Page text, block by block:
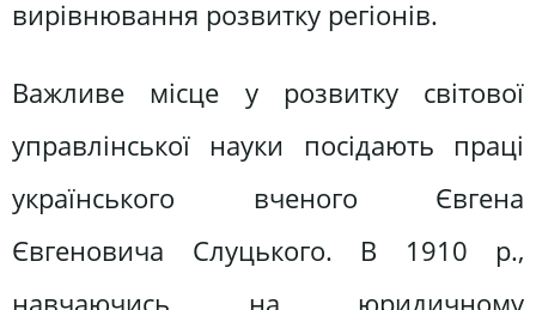
вирівнювання розвитку регіонів.
Важливе місце у розвитку світової
управлінської науки посідають праці
українського вченого Євгена
Євгеновича Слуцького. В 1910 р.,